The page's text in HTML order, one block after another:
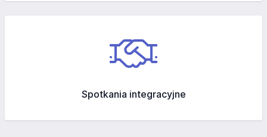
Spotkania integracyjne